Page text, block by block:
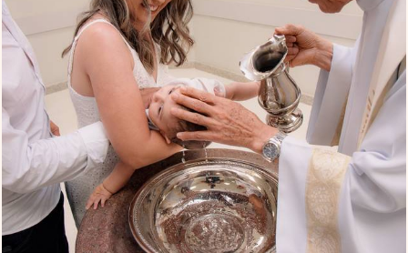
841 38